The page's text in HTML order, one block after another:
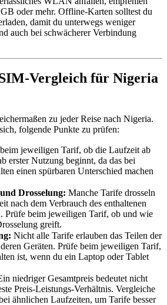
oder mehr. Offline-Karten solltest du
damit du unterwegs weniger
auch bei schwächerer Verbindung
Vergleich für Nigeria
zu jeder Reise nach Nigeria.
folgende Punkte zu prüfen:
jeweiligen Tarif, ob die Laufzeit ab
erster Nutzung beginnt, da das bei
einen spürbaren Unterschied machen
Drosselung: Manche Tarife drosseln
nach dem Verbrauch des enthaltenen
Prüfe beim jeweiligen Tarif, ob und wie
greift.
Nicht alle Tarife erlauben das Teilen der
Geräten. Prüfe beim jeweiligen Tarif,
ist, wenn du ein Laptop oder Tablet
niedriger Gesamtpreis bedeutet nicht
Preis-Leistungs-Verhältnis. Vergleiche
ähnlichen Laufzeiten, um Tarife besser